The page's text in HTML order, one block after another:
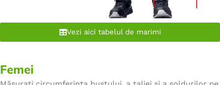
Vezi aici tabelul de marimi
Femei